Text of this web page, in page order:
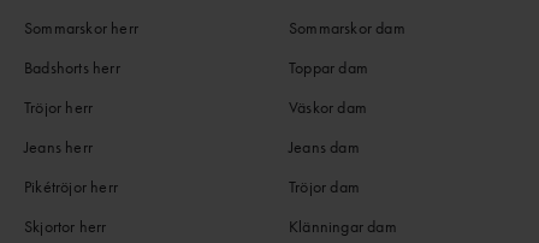
Sommarskor herr
Badshorts herr
Tröjor herr
Jeans herr
Pikétröjor herr
Skjortor herr
Sommarskor dam
Toppar dam
Väskor dam
Jeans dam
Tröjor dam
Klänningar dam